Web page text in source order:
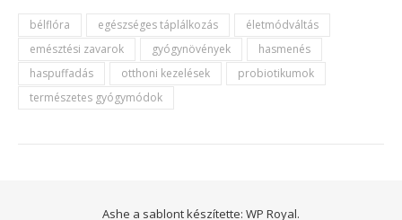
bélflóra egészséges táplálkozás
életmódváltás
emésztési zavarok
gyógynövények
hasmenés
haspuffadás
otthoni kezelések
probiotikumok
természetes gyógymódok
Ashe a sablont készítette: WP Royal.